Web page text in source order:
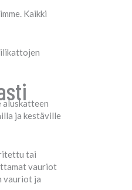
Kaikki
aluskatteen
ja kestäville
tai
vauriot
vauriot ja